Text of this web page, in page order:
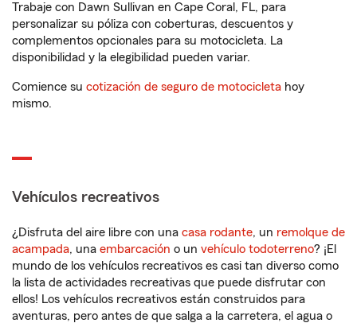
Trabaje con Dawn Sullivan en Cape Coral, FL, para
personalizar su póliza con coberturas, descuentos y
complementos opcionales para su motocicleta. La
disponibilidad y la elegibilidad pueden variar.
Comience su cotización de seguro de motocicleta hoy
mismo.
Vehículos recreativos
¿Disfruta del aire libre con una casa rodante, un remolque de
acampada, una embarcación o un vehículo todoterreno? ¡El
mundo de los vehículos recreativos es casi tan diverso como
la lista de actividades recreativas que puede disfrutar con
ellos! Los vehículos recreativos están construidos para
aventuras, pero antes de que salga a la carretera, el agua o